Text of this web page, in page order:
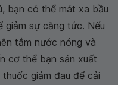
bạn có thể mát xa bầu
giảm sự căng tức. Nếu
tắm nước nóng và
cơ thể bạn sản xuất
giảm đau để cải